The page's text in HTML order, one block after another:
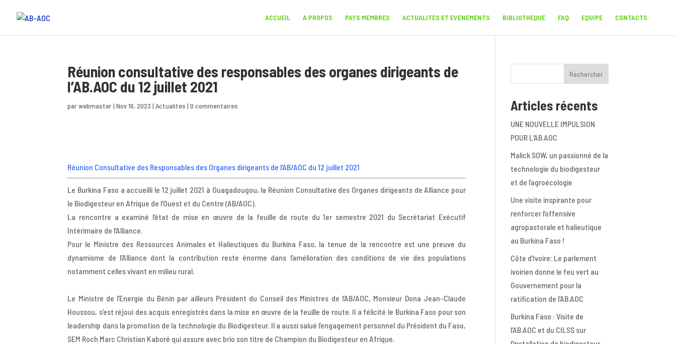
ACCUEIL A PROPOS PAYS MEMBRES ACTUALITES ET EVENEMENTS BIBLIOTHEQUE FAQ EQUIPE CONTACTS
Réunion consultative des responsables des organes dirigeants de
l’AB.AOC du 12 juillet 2021
parwebmaster|Nov 16, 2023 |Actualités |0 commentaires
Réunion Consultative des Responsables des Organes dirigeants de l’AB/AOC du 12 juillet 2021
Le Burkina Faso a accueilli le 12 juillet 2021 à Ouagadougou, la Réunion Consultative des Organes dirigeants de Alliance pour
le Biodigesteur en Afrique de l’Ouest et du Centre (AB/AOC).
La rencontre a examiné l’état de mise en œuvre de la feuille de route du 1er semestre 2021 du Secrétariat Exécutif
Intérimaire de l’Alliance.
Pour le Ministre des Ressources Animales et Halieutiques du Burkina Faso, la tenue de la rencontre est une preuve du
dynamisme de l’Alliance dont la contribution reste énorme dans l’amélioration des conditions de vie des populations
notamment celles vivant en milieu rural.
Le Ministre de l’Energie du Bénin par ailleurs Président du Conseil des Ministres de l’AB/AOC, Monsieur Dona Jean-Claude
Houssou, s’est réjoui des acquis enregistrés dans la mise en œuvre de la feuille de route. Il a félicité le Burkina Faso pour son
leadership dans la promotion de la technologie du Biodigesteur. Il a aussi salué l’engagement personnel du Président du Faso,
SEM Roch Marc Christian Kaboré qui assure avec brio son titre de Champion du Biodigesteur en Afrique.
Rechercher
Articles récents
UNE NOUVELLE IMPULSION
POUR L’AB.AOC
Malick SOW, un passionné de la
technologie du biodigesteur
et de l’agroécologie
Une visite inspirante pour
renforcer l’offensive
agropastorale et halieutique
au Burkina Faso !
Côte d’Ivoire: Le parlement
ivoirien donne le feu vert au
Gouvernement pour la
ratification de l’AB.AOC
Burkina Faso : Visite de
l’AB.AOC et du CILSS sur